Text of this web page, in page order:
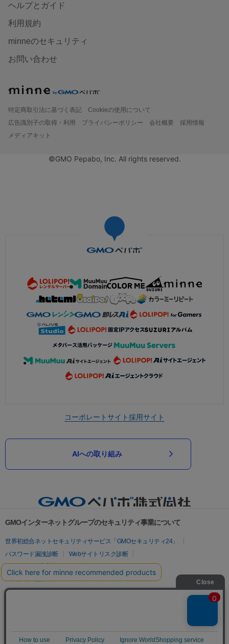
ヘルプとガイド
利用規約
minneのセキュリティ
お問い合わせ
特定商取引法に基づく表記
Cookieの使用について
広告識別子の取得・利用
プライバシーポリシー 会社概要
採用情報
メディアキット
©GMO Pepabo, Inc. All rights reserved.
コーポレートサイト採用サイト
AIへの取り組み
GMOインターネットグループのセキュリティ事業について
世界初総合ネットセキュリティサービス「GMOセキュリティ24」
パスワード漏洩診断
Webサイトリスク診断
セキュリティ相談AIチャットボット
実在証明・盗聴対策
サイバー攻撃対策（GMOサイバーセキュリティ byイエラエ）